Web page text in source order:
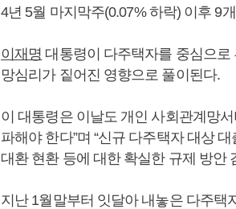
4년 5월 마지막주(0.07% 하락) 이후 9
이재명 대통령이 다주택자를 중심으
망심리가 짙어진 영향으로 풀이된다.
이 대통령은 이날도 개인 사회관계망
파해야 한다”며 “신규 다주택자 대상
대환 현환 등에 대한 확실한 규제 방안
지난 1월말부터 잇달아 내놓은 다주택